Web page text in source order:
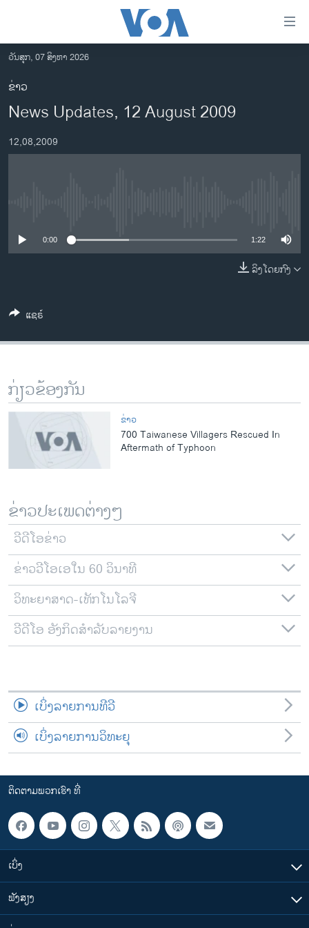
ເຂົ້າ
ຫາ
ຂ້າມ
ຂ້າມ
ໄປ
ອາເມຣິກາ
ການເລືອກຕັ້ງ ປະທານາທີບໍດີ ສະຫະລັດ 2024
ອິດສະຫຼະພາບດ້ານການຂ່າວ
ວິທະຍາສາດ-ເທັກໂນໂລຈີ
ທຸລະກິດ
ວີດີໂອ
ລາຍການກະຈາຍສຽງ
ລາຍງານ
ຕິດຕາມພວກເຮົາ ທີ່
ພາສາຕ່າງໆ
ວັນສຸກ, 07 ສິງຫາ 2026
ຂ່າວ
News Updates, 12 August 2009
12,08,2009
0:00 1:22
ລິງໂດຍກົງ
ແຊຣ໌
ກ່ຽວຂ້ອງກັນ
ຂ່າວ
700 Taiwanese Villagers Rescued In
Aftermath of Typhoon
ຂ່າວປະເພດຕ່າງໆ
ວີດີໂອຂ່າວ
ຂ່າວວີໂອເອໃນ 60 ວິນາທີ
ວິທະຍາສາດ-ເທັກໂນໂລຈີ
ວີດີໂອ ອັງກິດສຳລັບລາຍງານ
ເບິ່ງລາຍການທີວີ
ເບິ່ງລາຍການວິທະຍຸ
ຕິດຕາມພວກເຮົາ ທີ່
ເບິ່ງ
ຟັງສຽງ